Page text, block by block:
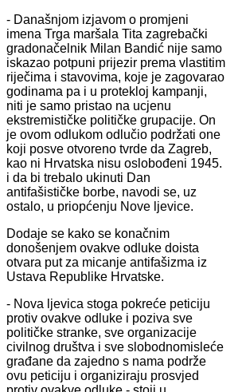
- Današnjom izjavom o promjeni
imena Trga maršala Tita zagrebački
gradonačelnik Milan Bandić nije samo
iskazao potpuni prijezir prema vlastitim
riječima i stavovima, koje je zagovarao
godinama pa i u protekloj kampanji,
niti je samo pristao na ucjenu
ekstremističke političke grupacije. On
je ovom odlukom odlučio podržati one
koji posve otvoreno tvrde da Zagreb,
kao ni Hrvatska nisu oslobođeni 1945.
i da bi trebalo ukinuti Dan
antifašističke borbe, navodi se, uz
ostalo, u priopćenju Nove ljevice.
Dodaje se kako se konačnim
donošenjem ovakve odluke doista
otvara put za micanje antifašizma iz
Ustava Republike Hrvatske.
- Nova ljevica stoga pokreće peticiju
protiv ovakve odluke i poziva sve
političke stranke, sve organizacije
civilnog društva i sve slobodnomisleće
građane da zajedno s nama podrže
ovu peticiju i organiziraju prosvjed